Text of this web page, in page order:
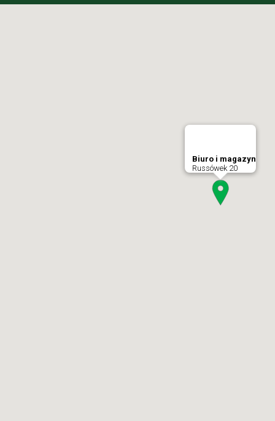
Biuro i magazyn
Russówek 20